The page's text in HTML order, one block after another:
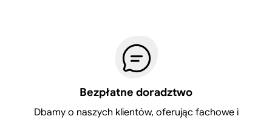
Bezpłatne doradztwo
Dbamy o naszych klientów, oferując fachowe i